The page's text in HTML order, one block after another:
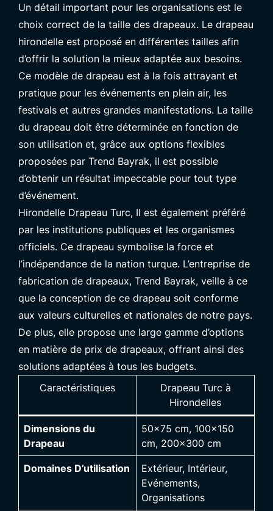
Un détail important pour les organisations est le
choix correct de la taille des drapeaux. Le drapeau
hirondelle est proposé en différentes tailles afin
d’offrir la solution la mieux adaptée aux besoins.
Ce modèle de drapeau est à la fois attrayant et
pratique pour les événements en plein air, les
festivals et autres grandes manifestations. La taille
du drapeau doit être déterminée en fonction de
son utilisation et, grâce aux options flexibles
proposées par Trend Bayrak, il est possible
d’obtenir un résultat impeccable pour tout type
d’événement.
Hirondelle Drapeau Turc, Il est également préféré
par les institutions publiques et les organismes
officiels. Ce drapeau symbolise la force et
l’indépendance de la nation turque. L’entreprise de
fabrication de drapeaux, Trend Bayrak, veille à ce
que la conception de ce drapeau soit conforme
aux valeurs culturelles et nationales de notre pays.
De plus, elle propose une large gamme d’options
en matière de prix de drapeaux, offrant ainsi des
solutions adaptées à tous les budgets.
Caractéristiques
Drapeau Turc à
Hirondelles
Dimensions du
Drapeau
50×75 cm, 100×150
cm, 200×300 cm
Domaines D’utilisation
Extérieur, Intérieur,
Evénements,
Organisations